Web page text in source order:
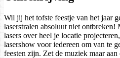
Wil jij het tofste feestje van het jaar
laserstralen absoluut niet ontbreken!
lasers over heel je locatie
lasershow voor iedereen om van te
feesten zijn. Zet de muziek maar